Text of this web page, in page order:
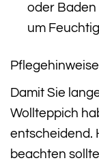
oder Baden
um
Damit Sie
Wollteppich
entscheidend.
beachten